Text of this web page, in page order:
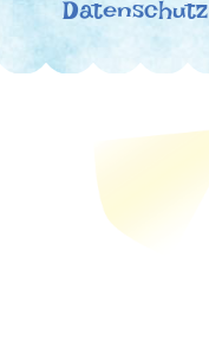
Datenschutz